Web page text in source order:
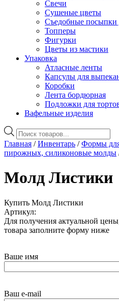
Свечи
Сушеные цветы
Съедобные посыпки
Топперы
Фигурки
Цветы из мастики
Упаковка
Атласные ленты
Капсулы для
Коробки
Лента бордюрная
Подложки для
Вафельные изделия
Поиск
товаров
Главная /Инвентарь /Формы
пирожных, силиконовые молды
Молд Листики
Купить Молд Листики
Артикул:
Для получения актуальной
товара заполните форму ниже
Ваше имя
Ваш e-mail